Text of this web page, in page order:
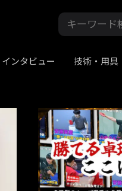
インタビュー 技術・用具